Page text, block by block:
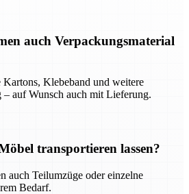
auch Verpackungsmaterial
Kartons, Klebeband und weitere
auf Wunsch auch mit Lieferung.
transportieren lassen?
auch Teilumzüge oder einzelne
Bedarf.